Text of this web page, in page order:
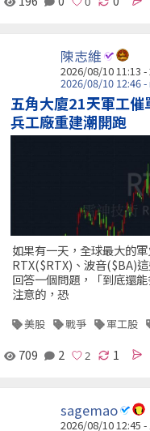
陳志維
2026/08/10 11:13 -
2026/08/10 12:46
五角大廈21天軍工
兵工廠重建潮開跑
如果有一天，全球最大的
RTX($RTX)、波音($BA)
回答一個問題，「到底還
注意的，恐
美股 戰爭 軍工股
709 2 1
sagemao
2026/08/10 12:45 -